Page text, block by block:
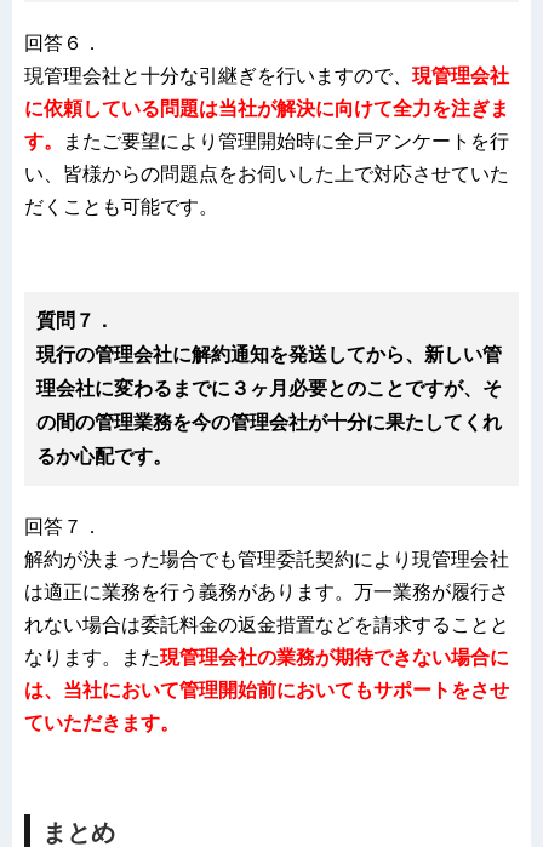
回答６．
現管理会社と十分な引継ぎを行いますので、 現管理会社
に依頼している問題は当社が解決に向けて全力を注ぎま
す。
またご要望により管理開始時に全戸アンケートを行
い、皆様からの問題点をお伺いした上で対応させていた
だくことも可能です。
質問７．
現行の管理会社に解約通知を発送してから、新しい管
理会社に変わるまでに３ヶ月必要とのことですが、そ
の間の管理業務を今の管理会社が十分に果たしてくれ
るか心配です。
回答７．
解約が決まった場合でも管理委託契約により現管理会社
は適正に業務を行う義務があります。万一業務が履行さ
れない場合は委託料金の返金措置などを請求することと
なります。また現管理会社の業務が期待できない場合に
は、当社において管理開始前においてもサポートをさせ
ていただきます。
まとめ